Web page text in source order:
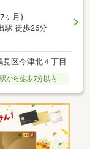
ヶ月)
駅 徒歩26分
区今津北４丁目
駅から徒歩7分以内